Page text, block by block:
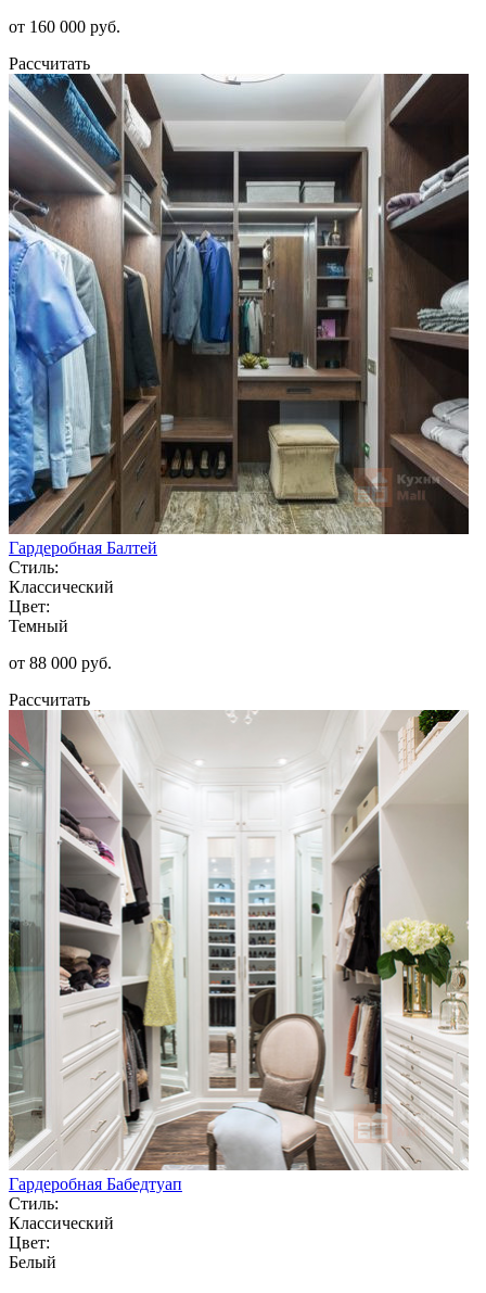
от 160 000 руб.
Рассчитать
Гардеробная Балтей
Стиль:
Классический
Цвет:
Темный
от 88 000 руб.
Рассчитать
Гардеробная Бабедтуап
Стиль:
Классический
Цвет:
Белый